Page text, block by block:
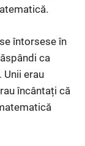
întorsese în
ca
Unii erau
încântați că